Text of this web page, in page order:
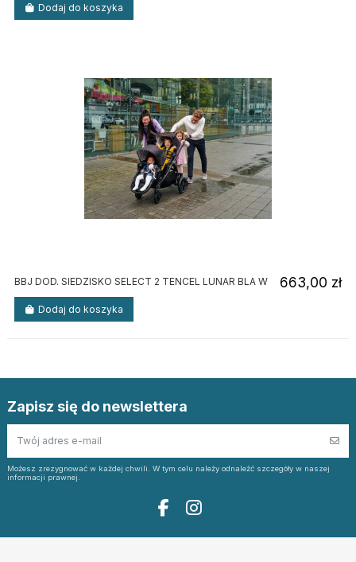
Dodaj do koszyka
BBJ DOD. SIEDZISKO SELECT 2 TENCEL LUNAR BLA W 663,00 zł
Dodaj do koszyka
Zapisz się do newslettera
Możesz zrezygnować w każdej chwili. W tym celu należy odnaleźć szczegóły w naszej
informacji prawnej.